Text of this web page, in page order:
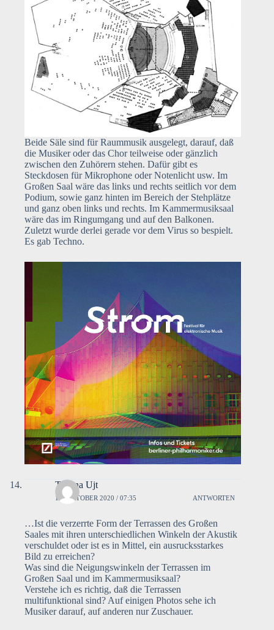
Beide Säle sind für Raummusik ausgelegt, darauf, daß
die Musiker oder das Chor teilweise oder gänzlich
zwischen den Zuhörern stehen. Dafür gibt es
Steckdosen für Mikrophone oder Notenlicht usw. Im
Großen Saal wäre das links und rechts seitlich vor dem
Podium, sowie ganz hinten im Bereich der Stehplätze
und ganz oben links und rechts. Im Kammermusiksaal
wäre das im Ringumgang und auf den Balkonen.
Zuletzt wurde derlei gerade vor dem Virus so bespielt.
Es gab Techno.
Tatiana Ujt
19. OKTOBER 2020 / 07:35 ANTWORTEN
…Ist die verzerrte Form der Terrassen des Großen
Saales mit ihren unterschiedlichen Winkeln der Akustik
verschuldet oder ist es in Mittel, ein ausrucksstarkes
Bild zu erreichen?
Was sind die Neigungswinkeln der Terrassen im
Großen Saal und im Kammermusiksaal?
Verstehe ich es richtig, daß die Terrassen
multifunktional sind? Auf einigen Photos sehe ich
Musiker darauf, auf anderen nur Zuschauer.